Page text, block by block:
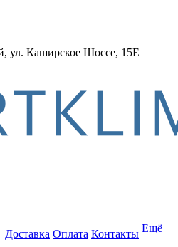
ул. Каширское Шоссе, 15Е
Доставка Оплата Контакты Ещё